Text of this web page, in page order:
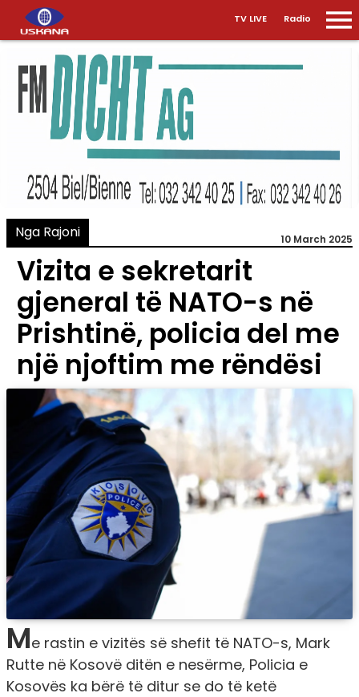
TV LIVE Radio
Nga Rajoni 10 March 2025
Vizita e sekretarit
gjeneral të NATO-s në
Prishtinë, policia del me
një njoftim me rëndësi
Me rastin e vizitës së shefit të NATO-s, Mark
Rutte në Kosovë ditën e nesërme, Policia e
Kosovës ka bërë të ditur se do të ketë